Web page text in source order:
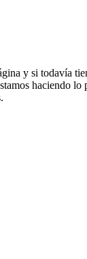
y si todavía
haciendo lo